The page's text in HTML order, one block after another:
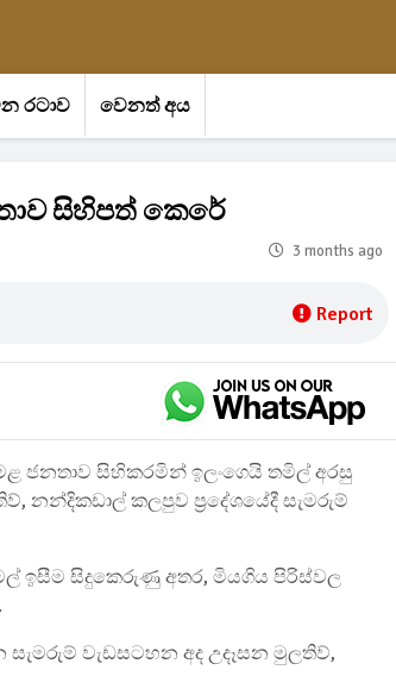
රටාව වෙනත් අය
සිහිපත් කෙරේ
3 months ago
Report
ජනතාව සිහිකරමින් ඉලංගෙයි තමිල් අරසු
නන්දිකඩාල් කලපුව ප්‍රදේශයේදී සැමරුම්
ඉසීම සිදුකෙරුණු අතර, මියගිය පිරිස්වල
වැඩසටහන අද උදෑසන මුලතිව්,